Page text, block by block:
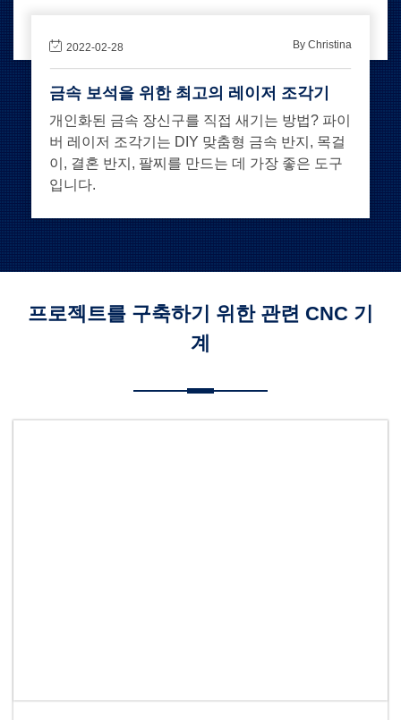
2022-02-28 By Christina
금속 보석을 위한 최고의 레이저 조각기
개인화된 금속 장신구를 직접 새기는 방법? 파이
버 레이저 조각기는 DIY 맞춤형 금속 반지, 목걸
이, 결혼 반지, 팔찌를 만드는 데 가장 좋은 도구
입니다.
프로젝트를 구축하기 위한 관련 CNC 기
계